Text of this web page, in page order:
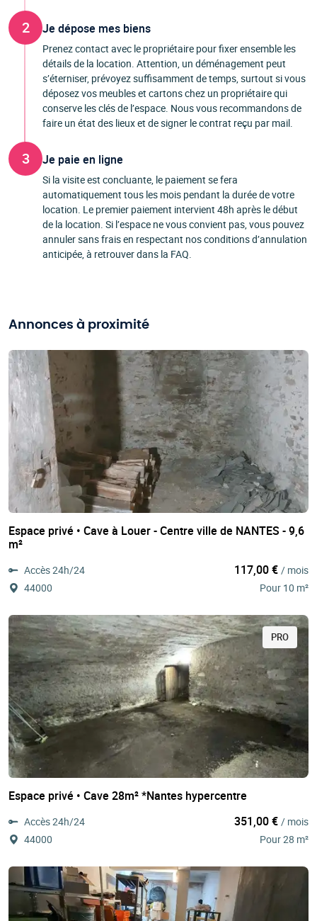
2 Je dépose mes biens
Prenez contact avec le propriétaire pour fixer ensemble les
détails de la location. Attention, un déménagement peut
s’éterniser, prévoyez suffisamment de temps, surtout si vous
déposez vos meubles et cartons chez un propriétaire qui
conserve les clés de l’espace. Nous vous recommandons de
faire un état des lieux et de signer le contrat reçu par mail.
3 Je paie en ligne
Si la visite est concluante, le paiement se fera
automatiquement tous les mois pendant la durée de votre
location. Le premier paiement intervient 48h après le début
de la location. Si l’espace ne vous convient pas, vous pouvez
annuler sans frais en respectant nos conditions d’annulation
anticipée, à retrouver dans la FAQ.
Annonces à proximité
Espace privé • Cave à Louer - Centre ville de NANTES - 9,6
m²
Accès 24h/24
44000
117,00 € / mois
Pour 10 m²
PRO
Espace privé • Cave 28m² *Nantes hypercentre
Accès 24h/24
44000
351,00 € / mois
Pour 28 m²